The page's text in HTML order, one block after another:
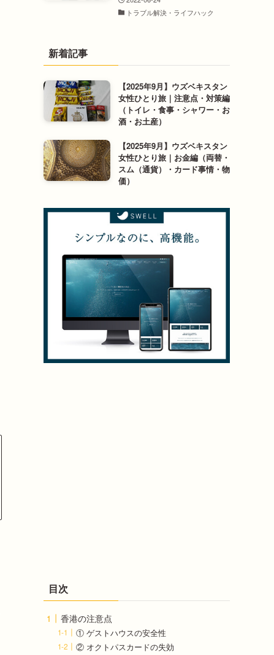
トラブル解決・ライフハック
新着記事
【2025年9月】ウズベキスタン
女性ひとり旅｜注意点・対策編
（トイレ・食事・シャワー・お
酒・お土産）
【2025年9月】ウズベキスタン
女性ひとり旅｜お金編（両替・
スム（通貨）・カード事情・物
価）
目次
香港の注意点
① ゲストハウスの安全性
② オクトパスカードの失効